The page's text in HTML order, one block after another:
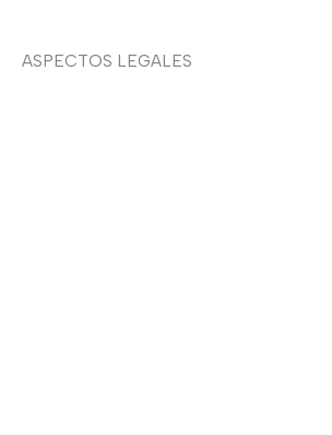
ASPECTOS LEGALES